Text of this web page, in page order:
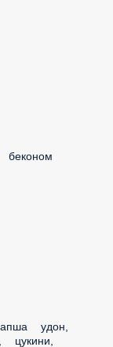
овощной